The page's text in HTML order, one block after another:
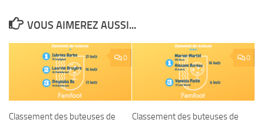
VOUS AIMEREZ AUSSI...
0
Classement des buteuses de
0
Classement des buteuses de